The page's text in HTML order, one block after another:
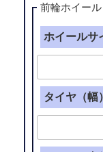
前輪ホイール
ホイールサ
タイヤ（幅